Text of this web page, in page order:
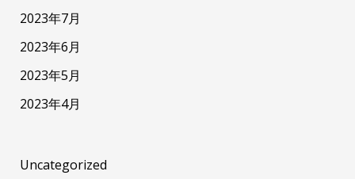
2023年7月
2023年6月
2023年5月
2023年4月
Uncategorized